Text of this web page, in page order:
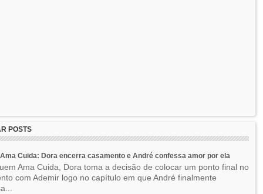
POSTS
Cuida: Dora encerra casamento e André confessa amor por ela
Ama Cuida, Dora toma a decisão de colocar um ponto final no
com Ademir logo no capítulo em que André finalmente